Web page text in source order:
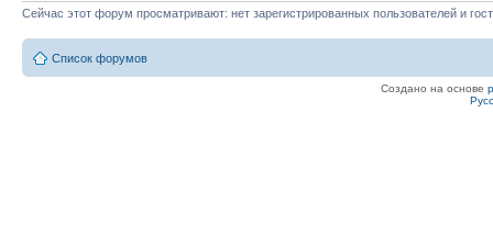
Сейчас этот форум просматривают: нет зарегистрированных пользователей и
Список форумов
Создано на основе